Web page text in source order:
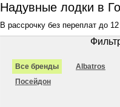
Надувные лодки в
В рассрочку без переплат до
Все бренды Albatros
Посейдон